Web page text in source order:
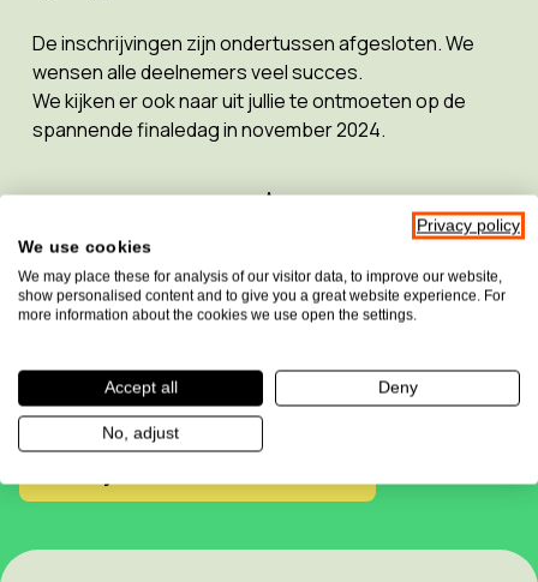
De inschrijvingen zijn ondertussen afgesloten. We
wensen alle deelnemers veel succes.
We kijken er ook naar uit jullie te ontmoeten op de
spannende finaledag in november 2024.
Schrijf je in voor onze nieuwsbrief en mis
geen enkele update!
Privacy policy
We use cookies
We may place these for analysis of our visitor data, to improve our website,
show personalised content and to give you a great website experience. For
more information about the cookies we use open the settings.
Accept all Deny
No, adjust